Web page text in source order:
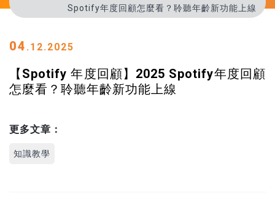
Spotify年度回顧怎麼看？聆聽年齡新功能上線
04 .12.2025
【Spotify 年度回顧】2025 Spotify年度回顧
怎麼看？聆聽年齡新功能上線
更多文章：
知識教學